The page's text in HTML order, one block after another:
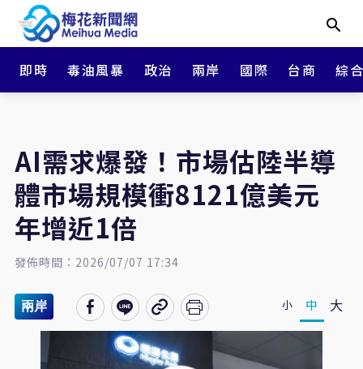
即時 毒油風暴 政治 兩岸 國際 台商 綜
AI需求爆發！市場估陸半導
體市場規模衝8121億美元
年增近1倍
發佈時間：2026/07/07 17:34
兩岸 小 中 大